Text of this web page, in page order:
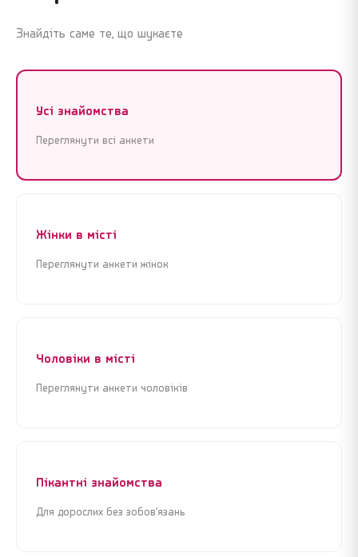
Знайдіть саме те, що шукаєте
Усі знайомства
Переглянути всі анкети
Жінки в місті
Переглянути анкети жінок
Чоловіки в місті
Переглянути анкети чоловіків
Пікантні знайомства
Для дорослих без зобов’язань